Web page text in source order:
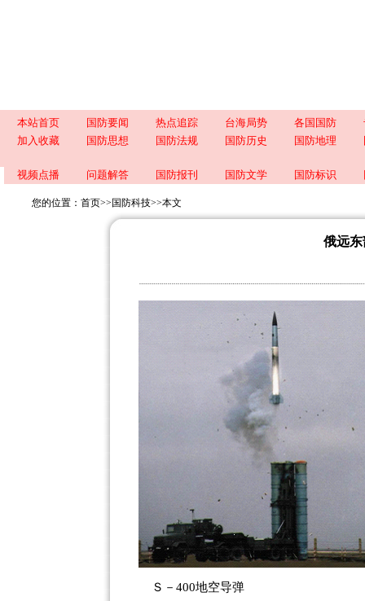
本站首页 国防要闻 热点追踪 台海局势 各国国防
加入收藏
国防思想 国防法规 国防历史 国防地理
视频点播 问题解答 国防报刊 国防文学 国防标识
您的位置： 首页>> 国防科技>>本文
俄远
Ｓ－400地空导弹